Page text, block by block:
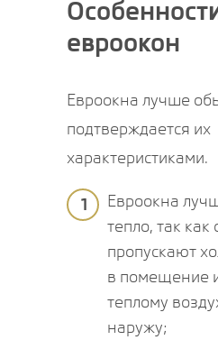
евроокон
Евроокна лучше
подтверждается их
характеристиками.
1
Евроокна
тепло, так как
пропускают
в помещение
теплому
наружу;